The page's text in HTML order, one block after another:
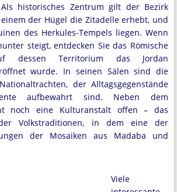
historisches Zentrum gilt der Bezirk
der Hügel die Zitadelle erhebt, und
des Herkules-Tempels liegen. Wenn
steigt, entdecken Sie das Römische
dessen Territorium das Jordan
wurde. In seinen Sälen sind die
der Alltagsgegenstände
aufbewahrt sind. Neben dem
noch eine Kulturanstalt offen – das
Volkstraditionen, in dem eine der
der Mosaiken aus Madaba und
Viele